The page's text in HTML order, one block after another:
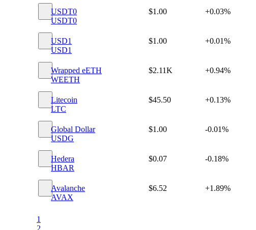
USDT0
USDT0
$1.00 +0.03%
USD1
USD1
$1.00 +0.01%
Wrapped eETH
WEETH
$2.11K +0.94%
Litecoin
LTC
$45.50 +0.13%
Global Dollar
USDG
$1.00 -0.01%
Hedera
HBAR
$0.07 -0.18%
Avalanche
AVAX
$6.52 +1.89%
1
2